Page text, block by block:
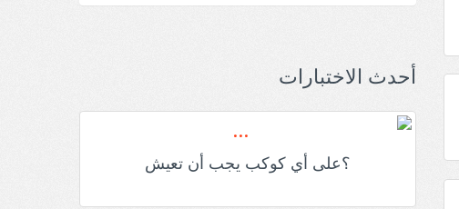
أحدث الاختبارات
؟على أي كوكب يجب أن تعيش